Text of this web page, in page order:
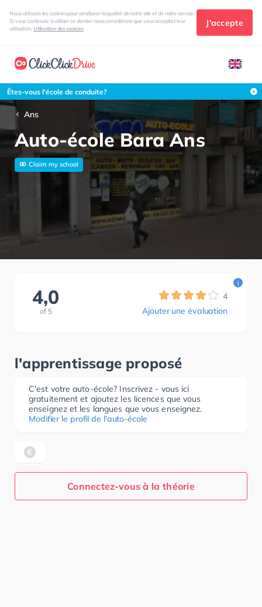
Nous utilisons les cookies pour améliorer la qualité de notre site et de notre service.
Si vous continuez à utiliser ce dernier nous considérons que vous acceptez leur
utilisation. Utilisation des cookies
J'accepte
Êtes-vous l'école de conduite?
Ans
Auto-école Bara Ans
Claim my school
4,0
of 5
4
Ajouter une évaluation
i
l'apprentissage proposé
C'est votre auto-école? Inscrivez - vous ici
gratuitement et ajoutez les licences que vous
enseignez et les langues que vous enseignez.
Modifier le profil de l'auto-école
Connectez-vous à la théorie